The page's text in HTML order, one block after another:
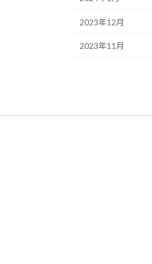
2023年12月
2023年11月